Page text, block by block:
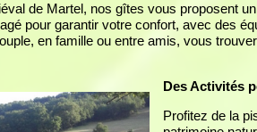
de Martel, nos gîtes vous proposent
pour garantir votre confort, avec des
en famille ou entre amis, vous
Des Activités
Profitez de la